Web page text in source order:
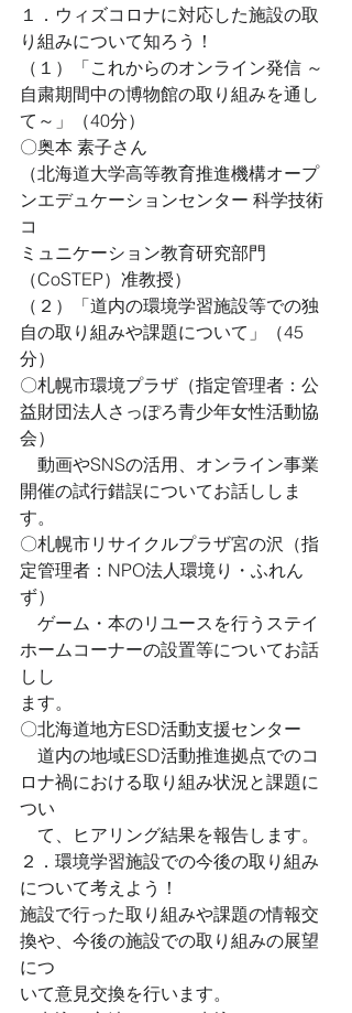
１．ウィズコロナに対応した施設の取
り組みについて知ろう！
（１）「これからのオンライン発信 ～
自粛期間中の博物館の取り組みを通し
て～」（40分）
〇奥本 素子さん
（北海道大学高等教育推進機構オープ
ンエデュケーションセンター 科学技術
コ
ミュニケーション教育研究部門
（CoSTEP）准教授）
（２）「道内の環境学習施設等での独
自の取り組みや課題について」（45
分）
〇札幌市環境プラザ（指定管理者：公
益財団法人さっぽろ青少年女性活動協
会）
動画やSNSの活用、オンライン事業
開催の試行錯誤についてお話ししま
す。
〇札幌市リサイクルプラザ宮の沢（指
定管理者：NPO法人環境り・ふれん
ず）
ゲーム・本のリユースを行うステイ
ホームコーナーの設置等についてお話
しし
ます。
〇北海道地方ESD活動支援センター
道内の地域ESD活動推進拠点でのコ
ロナ禍における取り組み状況と課題に
つい
て、ヒアリング結果を報告します。
２．環境学習施設での今後の取り組み
について考えよう！
施設で行った取り組みや課題の情報交
換や、今後の施設での取り組みの展望
につ
いて意見交換を行います。